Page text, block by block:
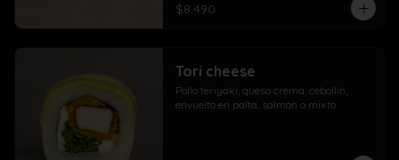
$8.490
Tori cheese
Pollo teriyaki, queso crema, cebollín,
envuelto en palta, salmón o mixto